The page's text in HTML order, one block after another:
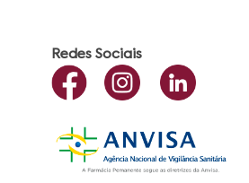
Redes Sociais